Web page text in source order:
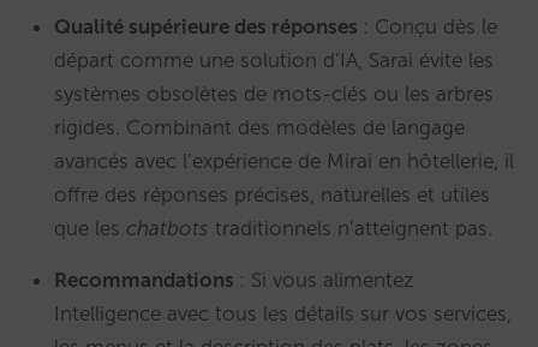
Qualité supérieure des réponses : Conçu dès le
départ comme une solution d’IA, Sarai évite les
systèmes obsolètes de mots-clés ou les arbres
rigides. Combinant des modèles de langage
avancés avec l’expérience de Mirai en hôtellerie, il
offre des réponses précises, naturelles et utiles
que les chatbots traditionnels n’atteignent pas.
Recommandations : Si vous alimentez
Intelligence avec tous les détails sur vos services,